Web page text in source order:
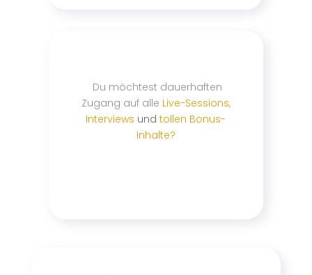
Du möchtest dauerhaften
Zugang auf alle Live-Sessions,
Interviews und tollen Bonus-
Inhalte?